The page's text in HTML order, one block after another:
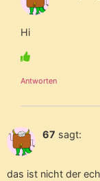
Hi
Antworten
67 sagt:
das ist nicht der